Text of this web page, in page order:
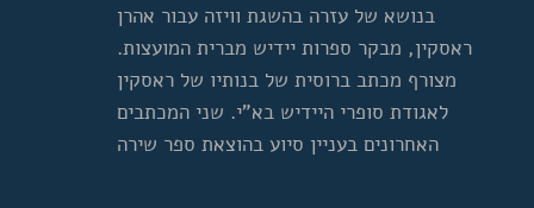
בנושא של עזרה בהשגת וויזה עבור אהרן
ראסקין, מבקר ספרות יידיש מברית המועצות.
מצורף מכתב ברוסית של בנותיו של ראסקין
לאגודת סופרי היידיש בא"י. שני המכתבים
האחרונים בעניין סיוע בהוצאת ספר שירה